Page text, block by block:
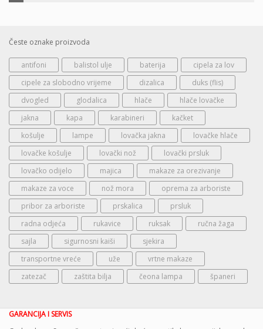
Česte oznake proizvoda
antifoni balistol ulje baterija
cipela za lov
cipele za slobodno vrijeme
dizalica
duks (flis)
dvogled
glodalica hlače
hlače lovačke
jakna
kapa karabineri
kačket
košulje
lampe lovačka jakna
lovačke hlače
lovačke košulje
lovački nož
lovački prsluk
lovačko odijelo
majica
makaze za orezivanje
makaze za voce
nož mora
oprema za arboriste
pribor za arboriste
prskalica
prsluk
radna odjeća
rukavice ruksak
ručna žaga
sajla
sigurnosni kaiši
sjekira
transportne vreće
uže
vrtne makaze
zatezač
zaštita bilja čeona lampa španeri
GARANCIJA I SERVIS